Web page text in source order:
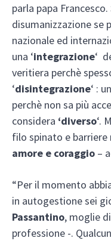
parla papa
disumanizzazione se
nazionale ed
una ‘integrazione‘
veritiera perchè
‘disintegrazione‘ :
perchè non sa più
considera ‘diverso‘.
filo spinato e
amore e coraggio –
“Per il momento
in autogestione sei
Passantino, moglie
professione -.